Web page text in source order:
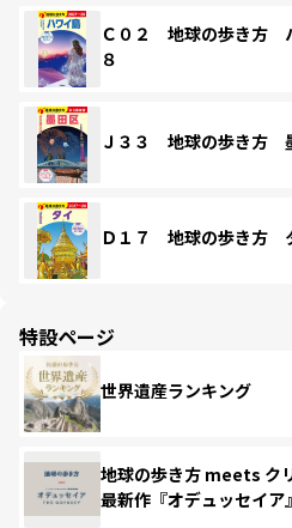
Ｃ０２ 地球の歩き方
８
Ｊ３３ 地球の歩き方
Ｄ１７ 地球の歩き方
特設ページ
世界遺産ランキング
地球の歩き方 meets ク
最新作『オデュッセイア』